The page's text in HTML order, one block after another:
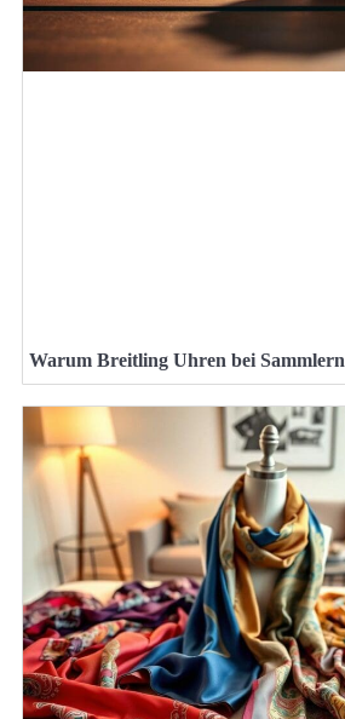
Warum Breitling Uhren bei